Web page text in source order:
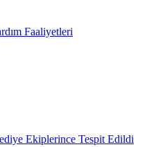
Faaliyetleri
Ekiplerince Tespit Edildi